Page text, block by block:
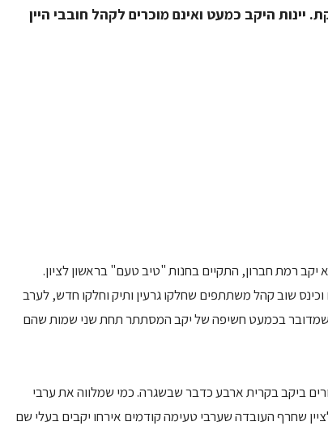
יינות היקב כמעט ואינם מוכרים לקהל חובבי היין
יקב רמת חברון, התקיים בחנות "טיב טעם" בראשון לציון.
שוב קהל משתתפים שחלקו גרעין ותיק וחלקו חדש, לערב
שמדובר בכמעט חשיפה של יקב המסתתר תחת שני שמות שהם
ביקב בקרית ארבע כדבר שבשגרה. כמי שמלווה את ערבי
שחרף העובדה שערבי טעימה קודמים אירחו יקבים בעלי שם